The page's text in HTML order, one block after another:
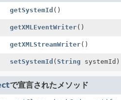
getSystemId ()
getXMLEventWriter()
getXMLStreamWriter()
setSystemId (String systemId)
で宣言されたメソッド